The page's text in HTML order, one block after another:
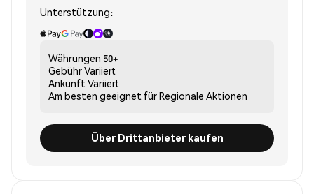
Unterstützung:
Währungen 50+
GebührVariiert
Ankunft Variiert
Am besten geeignet fürRegionale Aktionen
Über Drittanbieter kaufen